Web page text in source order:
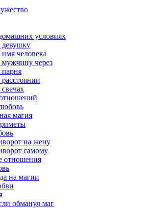
условиях
девушку
человека
мужчину через
парня
магия
на жену
самому
отношения
на магии
обманул маг